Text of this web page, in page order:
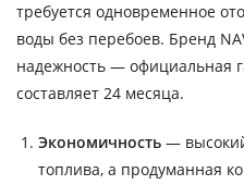
требуется одновременное
воды без перебоев. Бренд
надежность — официальная
составляет 24 месяца.
Экономичность —
топлива, а продуманная